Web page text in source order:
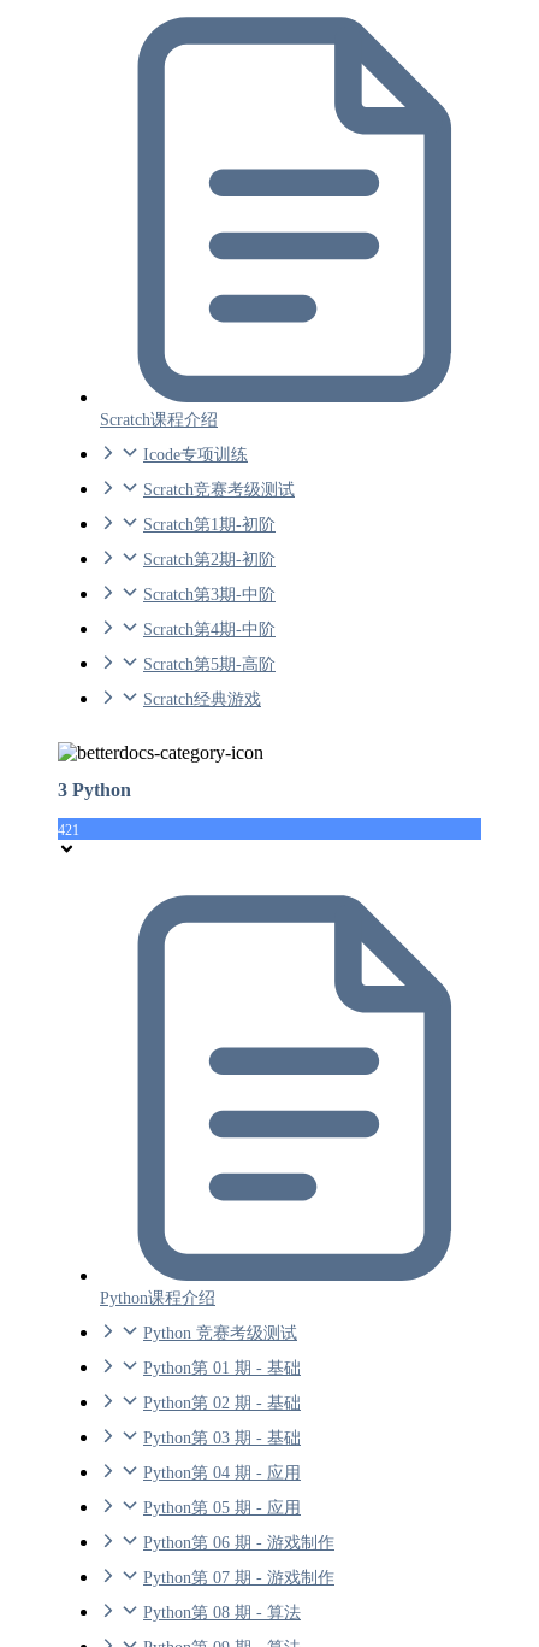
Scratch课程介绍
Icode专项训练
Scratch竞赛考级测试
Scratch第1期-初阶
Scratch第2期-初阶
Scratch第3期-中阶
Scratch第4期-中阶
Scratch第5期-高阶
Scratch经典游戏
3 Python
421
Python课程介绍
Python 竞赛考级测试
Python第 01 期 - 基础
Python第 02 期 - 基础
Python第 03 期 - 基础
Python第 04 期 - 应用
Python第 05 期 - 应用
Python第 06 期 - 游戏制作
Python第 07 期 - 游戏制作
Python第 08 期 - 算法